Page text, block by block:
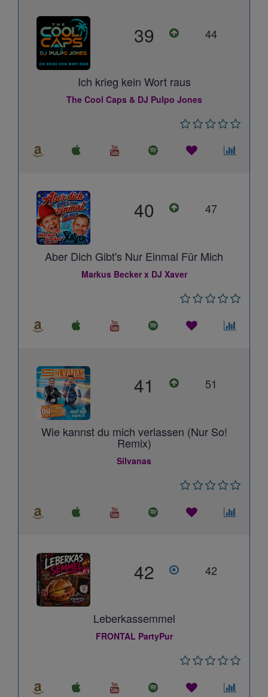
39 44
Ich krieg kein Wort raus
The Cool Caps & DJ Pulpo Jones
40 47
Aber Dich Gibt's Nur Einmal Für Mich
Markus Becker x DJ Xaver
41 51
Wie kannst du mich verlassen (Nur So!
Remix)
Silvanas
42 42
Leberkassemmel
FRONTAL PartyPur